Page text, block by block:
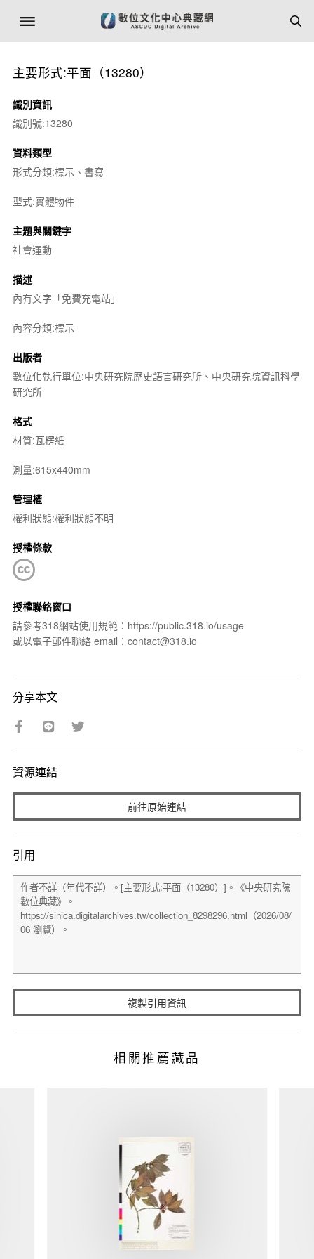
主要形式:平面（13280）
識別資訊
識別號:13280
資料類型
形式分類:標示、書寫
型式:實體物件
主題與關鍵字
社會運動
描述
內有文字「免費充電站」
內容分類:標示
出版者
數位化執行單位:中央研究院歷史語言研究所、中央研究院資訊科學
研究所
格式
材質:瓦楞紙
測量:615x440mm
管理權
權利狀態:權利狀態不明
授權條款
授權聯絡窗口
請參考318網站使用規範：https://public.318.io/usage
或以電子郵件聯絡 email：contact@318.io
分享本文
資源連結
前往原始連結
引用
複製引用資訊
相關推薦藏品